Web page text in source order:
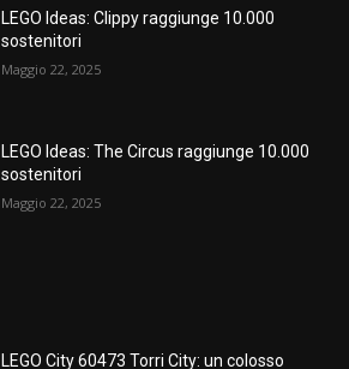
LEGO Ideas: Clippy raggiunge 10.000
sostenitori
Maggio 22, 2025
LEGO Ideas: The Circus raggiunge 10.000
sostenitori
Maggio 22, 2025
LEGO City 60473 Torri City: un colosso